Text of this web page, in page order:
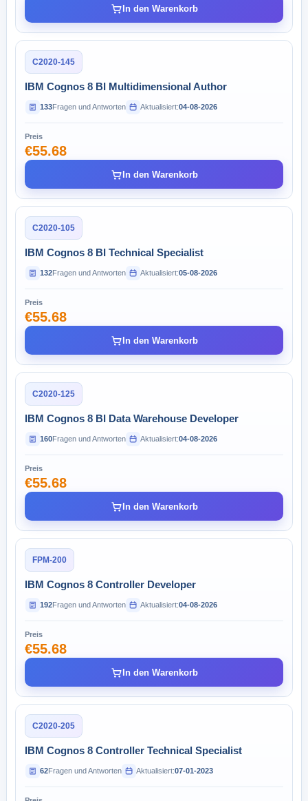
In den Warenkorb
C2020-145
IBM Cognos 8 BI Multidimensional Author
133Fragen und Antworten Aktualisiert:04-08-2026
Preis
€55.68
In den Warenkorb
C2020-105
IBM Cognos 8 BI Technical Specialist
132Fragen und Antworten Aktualisiert:05-08-2026
Preis
€55.68
In den Warenkorb
C2020-125
IBM Cognos 8 BI Data Warehouse Developer
160Fragen und Antworten Aktualisiert:04-08-2026
Preis
€55.68
In den Warenkorb
FPM-200
IBM Cognos 8 Controller Developer
192Fragen und Antworten Aktualisiert:04-08-2026
Preis
€55.68
In den Warenkorb
C2020-205
IBM Cognos 8 Controller Technical Specialist
62Fragen und Antworten Aktualisiert:07-01-2023